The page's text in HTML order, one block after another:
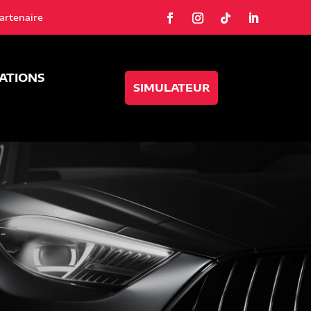
SIMULATEUR